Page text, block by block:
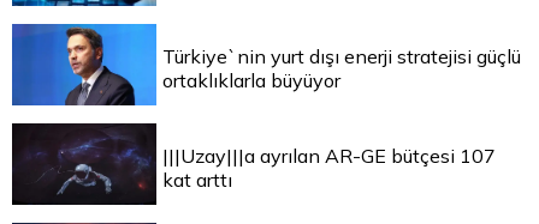
Türkiye`nin yurt dışı enerji stratejisi güçlü
ortaklıklarla büyüyor
|||Uzay|||a ayrılan AR-GE bütçesi 107
kat arttı